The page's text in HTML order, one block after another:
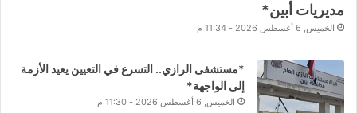
مديريات أبين*
الخميس, 6 أغسطس 2026 - 11:34 م
*مستشفى الرازي.. التسرع في التعيين يعيد الأزمة
إلى الواجهة*
الخميس, 6 أغسطس 2026 - 11:30 م